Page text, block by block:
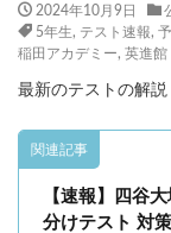
2024年10月9日
5年生, テスト速報,
稲田アカデミー, 英進館
最新のテストの解説
関連記事
【速報】四谷
分けテスト 対
タグ
算数 理科
サピックス
6年生
解体新書
学習相談への